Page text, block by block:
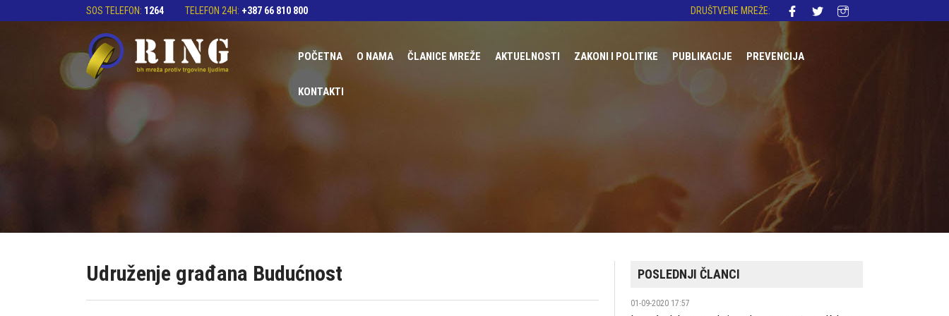
SOS TELEFON: 1264 TELEFON 24H: +387 66 810 800 DRUŠTVENE MREŽE:
POČETNA О NAMA ČLANICE MREŽE
UDRUŽENJE AKTIVNIH ŽENA GENDER
AKTUELNOSTI ZAKONI I POLITIKE
MEĐUNARODNA REGULATIVA
PUBLIKACIJE PREVENCIJA
KONTAKTI
Udruženje građana Budućnost POSLEDNJI ČLANCI
01-09-2020 17:57